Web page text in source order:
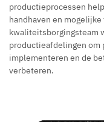
productieprocessen
handhaven en
kwaliteitsborgingsteam
productieafdelingen om
implementeren en de
verbeteren.